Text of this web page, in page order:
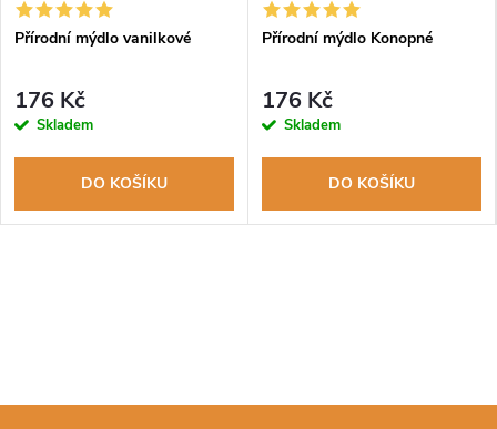
Přírodní mýdlo vanilkové
176 Kč
Skladem
DO KOŠÍKU
Přírodní mýdlo Konopné
176 Kč
Skladem
DO KOŠÍKU